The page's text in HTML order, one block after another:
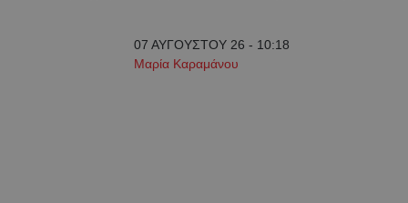
07 ΑΥΓΟΥΣΤΟΥ 26 - 10:18
Μαρία Καραμάνου